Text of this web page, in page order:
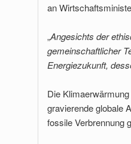
an
„Angesichts der
gemeinschaftlicher
Energiezukunft,
Die
gravierende globale
fossile Verbrennung